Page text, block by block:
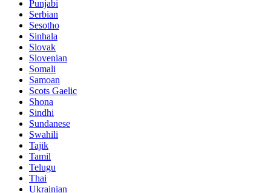
Punjabi
Serbian
Sesotho
Sinhala
Slovak
Slovenian
Somali
Samoan
Scots Gaelic
Shona
Sindhi
Sundanese
Swahili
Tajik
Tamil
Telugu
Thai
Ukrainian